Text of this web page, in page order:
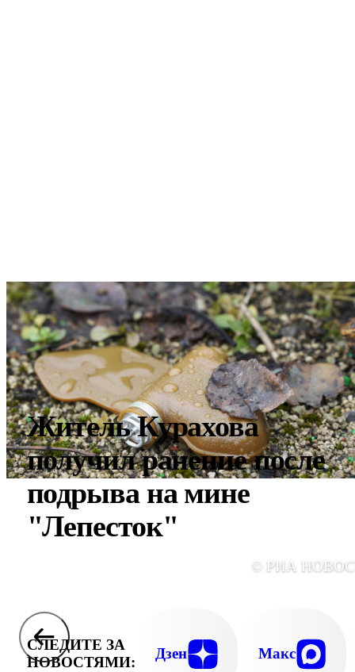
Житель Курахова
получил ранение после
подрыва на мине
"Лепесток"
© РИА
СЛЕДИТЕ ЗА
НОВОСТЯМИ:
Дзен Макс